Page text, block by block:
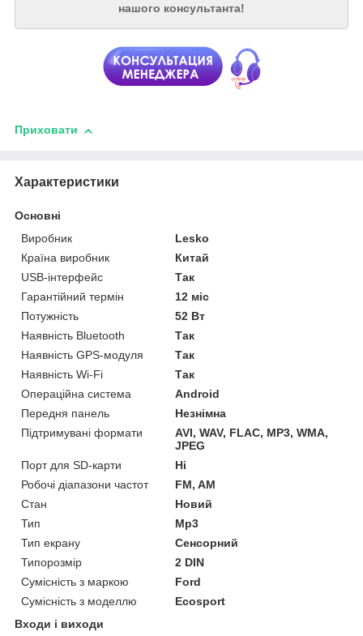
нашого консультанта!
Приховати
Характеристики
Основні
Виробник
Lesko
Країна виробник
Китай
USB-інтерфейс
Так
Гарантійний термін
12 міс
Потужність
52 Вт
Наявність Bluetooth
Так
Наявність GPS-модуля
Так
Наявність Wi-Fi
Так
Операційна система
Android
Передня панель
Незнімна
Підтримувані формати
AVI, WAV, FLAC, MP3, WMA,
JPEG
Порт для SD-карти
Ні
Робочі діапазони частот
FM, AM
Стан
Новий
Тип
Mp3
Тип екрану
Сенсорний
Типорозмір
2 DIN
Сумісність з маркою
Ford
Сумісність з моделлю
Ecosport
Входи і виходи